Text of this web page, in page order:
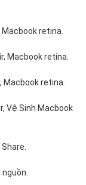
retina.
Macbook retina.
Macbook retina.
Vệ Sinh Macbook